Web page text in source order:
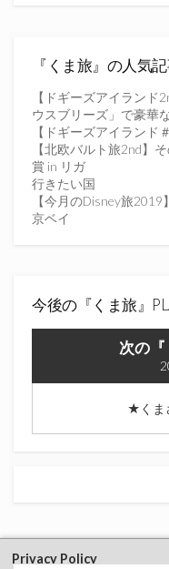
を
力
し
て
く
だ
さ
い
『くま旅』の人気
【ドギーズアイランド
ウスブリーズ」で豪華
【ドギーズアイラン
【北欧バルト旅2nd】
賞 in リガ
行きたい国
【今月のDisney旅
京ベイ
今後の『くま旅』
次の
★くま
Privacy Policy